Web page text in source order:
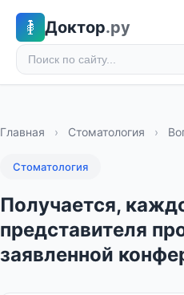
Доктор.ру
Главная › Стоматология ›
Стоматология
Получается,
представителя
заявленной